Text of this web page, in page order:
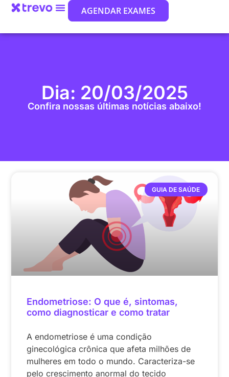
AGENDAR EXAMES
Dia: 20/03/2025
Confira nossas últimas notícias abaixo!
GUIA DE SAÚDE
Endometriose: O que é, sintomas,
como diagnosticar e como tratar
A endometriose é uma condição
ginecológica crônica que afeta milhões de
mulheres em todo o mundo. Caracteriza-se
pelo crescimento anormal do tecido